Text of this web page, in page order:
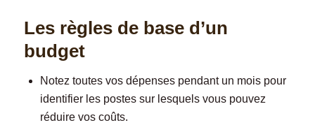
Les règles de base d’un
budget
Notez toutes vos dépenses pendant un mois pour
identifier les postes sur lesquels vous pouvez
réduire vos coûts.